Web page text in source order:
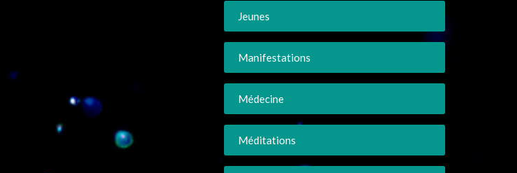
Jeunes
Manifestations
Médecine
Méditations